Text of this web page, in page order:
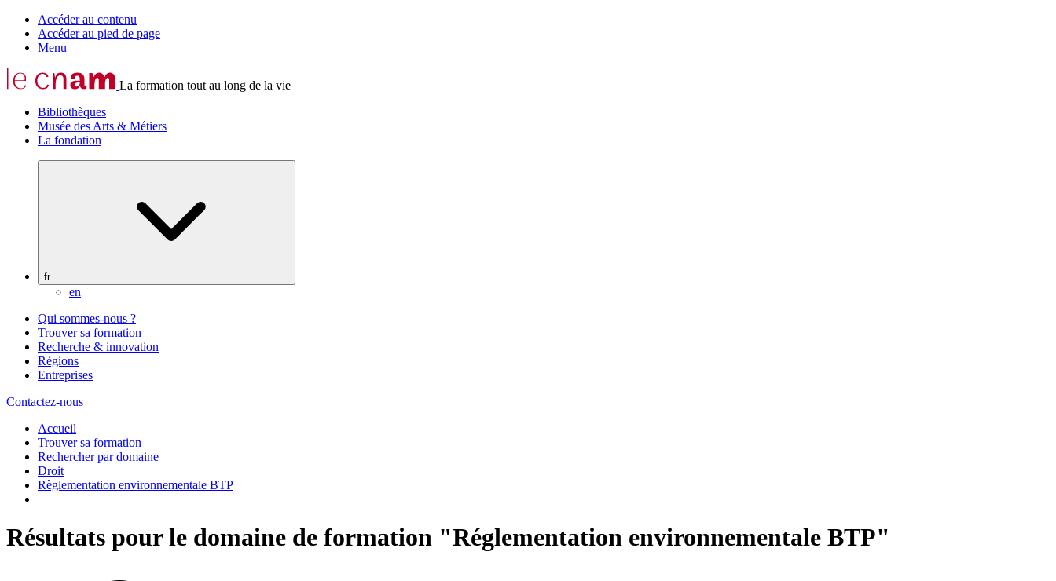
Accéder au contenu
Accéder au pied de page
Menu
La formation tout au long de la vie
Bibliothèques
Musée des Arts & Métiers
La fondation
fr
en
Qui sommes-nous ?
Trouver sa formation
Recherche & innovation
Régions
Entreprises
Contactez-nous
Accueil
Trouver sa formation
Rechercher par domaine
Droit
Règlementation environnementale BTP
Résultats pour le domaine de formation "Réglementation environnementale BTP"